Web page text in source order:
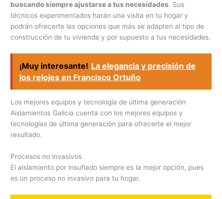
buscando siempre ajustarse a tus necesidades. Sus
técnicos experimentados harán una visita en tu hogar y
podrán ofrecerte las opciones que más se adapten al tipo de
construcción de tu vivienda y por supuesto a tus necesidades.
¡Muy interesante! La elegancia y precisión de
los relojes en Francisco Ortuño
Los mejores equipos y tecnología de última generación
Aislamientos Galicia cuenta con los mejores equipos y
tecnologías de última generación para ofrecerte el mejor
resultado.
Procesos no invasivos
El aislamiento por insuflado siempre es la mejor opción, pues
es un proceso no invasivo para tu hogar.